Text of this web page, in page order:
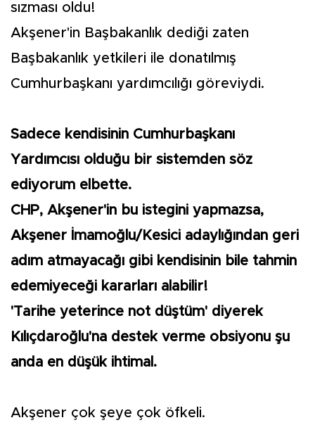
sızması oldu!
Akşener'in Başbakanlık dediği zaten
Başbakanlık yetkileri ile donatılmış
Cumhurbaşkanı yardımcılığı göreviydi.
Sadece kendisinin Cumhurbaşkanı
Yardımcısı olduğu bir sistemden söz
ediyorum elbette.
CHP, Akşener'in bu istegini yapmazsa,
Akşener İmamoğlu/Kesici adaylığından geri
adım atmayacağı gibi kendisinin bile tahmin
edemiyeceği kararları alabilir!
'Tarihe yeterince not düştüm' diyerek
Kılıçdaroğlu'na destek verme obsiyonu şu
anda en düşük ihtimal.
Akşener çok şeye çok öfkeli.